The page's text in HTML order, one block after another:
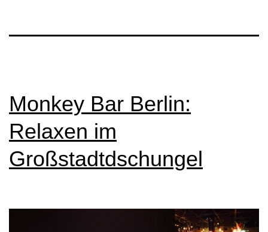
Monkey Bar Berlin:
Relaxen im
Großstadtdschungel